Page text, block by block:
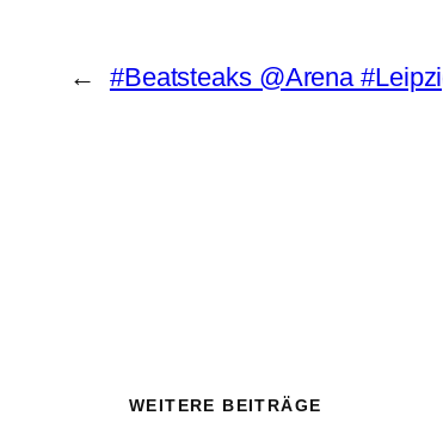
← #Beatsteaks @Arena
WEITERE BEITRÄGE